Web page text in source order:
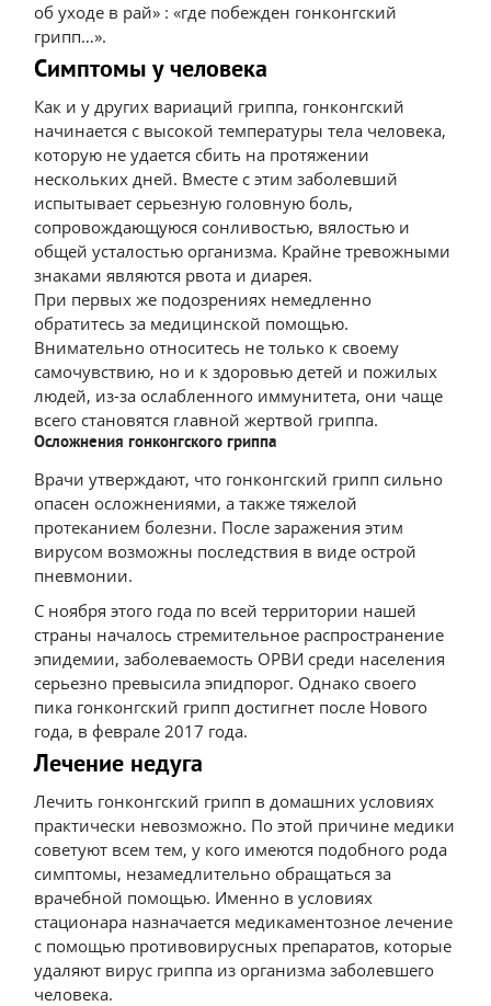
об уходе в рай» : «где побежден гонконгский
грипп…».
Симптомы у человека
Как и у других вариаций гриппа, гонконгский
начинается с высокой температуры тела человека,
которую не удается сбить на протяжении
нескольких дней. Вместе с этим заболевший
испытывает серьезную головную боль,
сопровождающуюся сонливостью, вялостью и
общей усталостью организма. Крайне тревожными
знаками являются рвота и диарея.
При первых же подозрениях немедленно
обратитесь за медицинской помощью.
Внимательно относитесь не только к своему
самочувствию, но и к здоровью детей и пожилых
людей, из-за ослабленного иммунитета, они чаще
всего становятся главной жертвой гриппа.
Осложнения гонконгского гриппа
Врачи утверждают, что гонконгский грипп сильно
опасен осложнениями, а также тяжелой
протеканием болезни. После заражения этим
вирусом возможны последствия в виде острой
пневмонии.
С ноября этого года по всей территории нашей
страны началось стремительное распространение
эпидемии, заболеваемость ОРВИ среди населения
серьезно превысила эпидпорог. Однако своего
пика гонконгский грипп достигнет после Нового
года, в феврале 2017 года.
Лечение недуга
Лечить гонконгский грипп в домашних условиях
практически невозможно. По этой причине медики
советуют всем тем, у кого имеются подобного рода
симптомы, незамедлительно обращаться за
врачебной помощью. Именно в условиях
стационара назначается медикаментозное лечение
с помощью противовирусных препаратов, которые
удаляют вирус гриппа из организма заболевшего
человека.